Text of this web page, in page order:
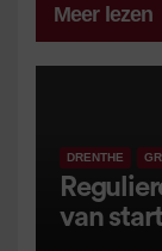
Meer lezen
DRENTHE
van